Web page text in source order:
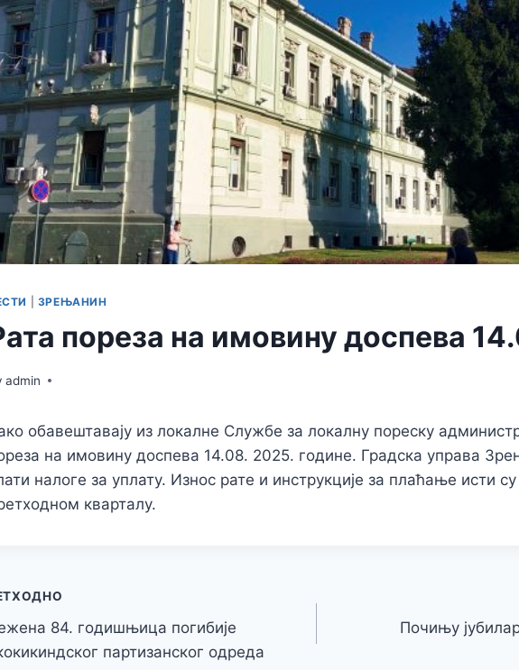
ЗРЕЊАНИН
пореза на имовину доспева
admin
обавештавају из локалне Службе за локалну пореску
на имовину доспева 14.08. 2025. године. Градска управа
налоге за уплату. Износ рате и инструкције за плаћање исти
кварталу.
84. годишњица погибије
партизанског одреда
Почињу